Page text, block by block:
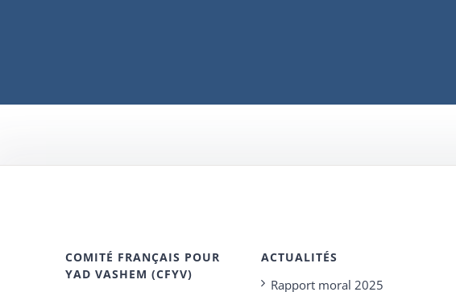
COMITÉ FRANÇAIS POUR
YAD VASHEM (CFYV)
ACTUALITÉS
Rapport moral 2025